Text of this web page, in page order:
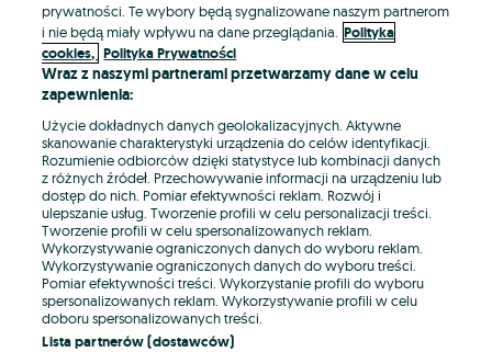
Kontynuuj przez konto Google
LUB
E-mail
Hasło
prywatności. Te wybory będą sygnalizowane naszym partnerom
i nie będą miały wpływu na dane przeglądania. Polityka
cookies, Polityka Prywatności
Wraz z naszymi partnerami przetwarzamy dane w celu
zapewnienia:
Użycie dokładnych danych geolokalizacyjnych. Aktywne
skanowanie charakterystyki urządzenia do celów identyfikacji.
Rozumienie odbiorców dzięki statystyce lub kombinacji danych
z różnych źródeł. Przechowywanie informacji na urządzeniu lub
dostęp do nich. Pomiar efektywności reklam. Rozwój i
ulepszanie usług. Tworzenie profili w celu personalizacji treści.
Tworzenie profili w celu spersonalizowanych reklam.
Wykorzystywanie ograniczonych danych do wyboru reklam.
Wykorzystywanie ograniczonych danych do wyboru treści.
Pomiar efektywności treści. Wykorzystanie profili do wyboru
spersonalizowanych reklam. Wykorzystywanie profili w celu
doboru spersonalizowanych treści.
Lista partnerów (dostawców)